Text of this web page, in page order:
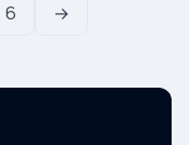
6 →